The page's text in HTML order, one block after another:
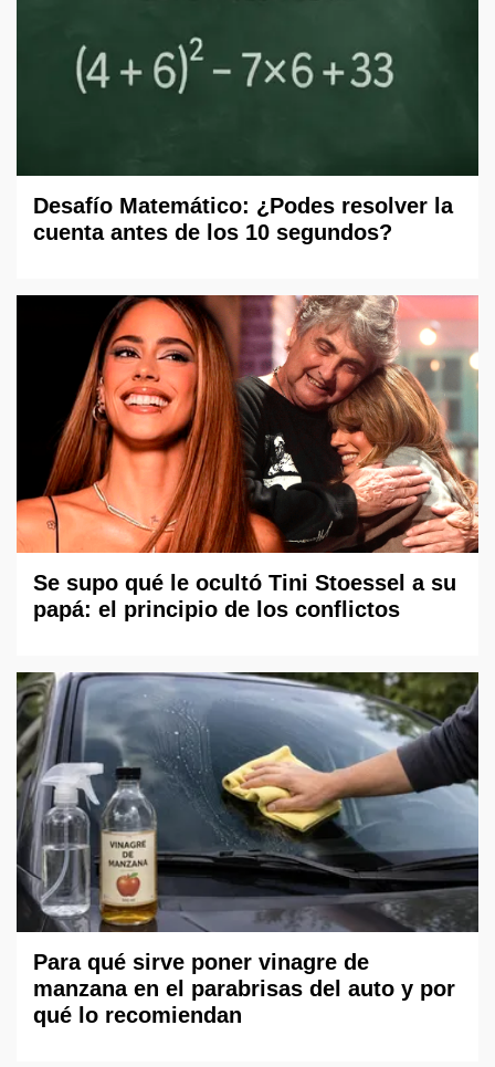
Desafío Matemático: ¿Podes resolver la
cuenta antes de los 10 segundos?
Se supo qué le ocultó Tini Stoessel a su
papá: el principio de los conflictos
Para qué sirve poner vinagre de
manzana en el parabrisas del auto y por
qué lo recomiendan